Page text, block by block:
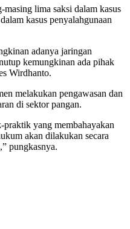
masing lima saksi dalam kasus
kasus penyalahgunaan
adanya jaringan
kemungkinan ada pihak
Wirdhanto.
melakukan pengawasan dan
di sektor pangan.
yang membahayakan
akan dilakukan secara
pungkasnya.